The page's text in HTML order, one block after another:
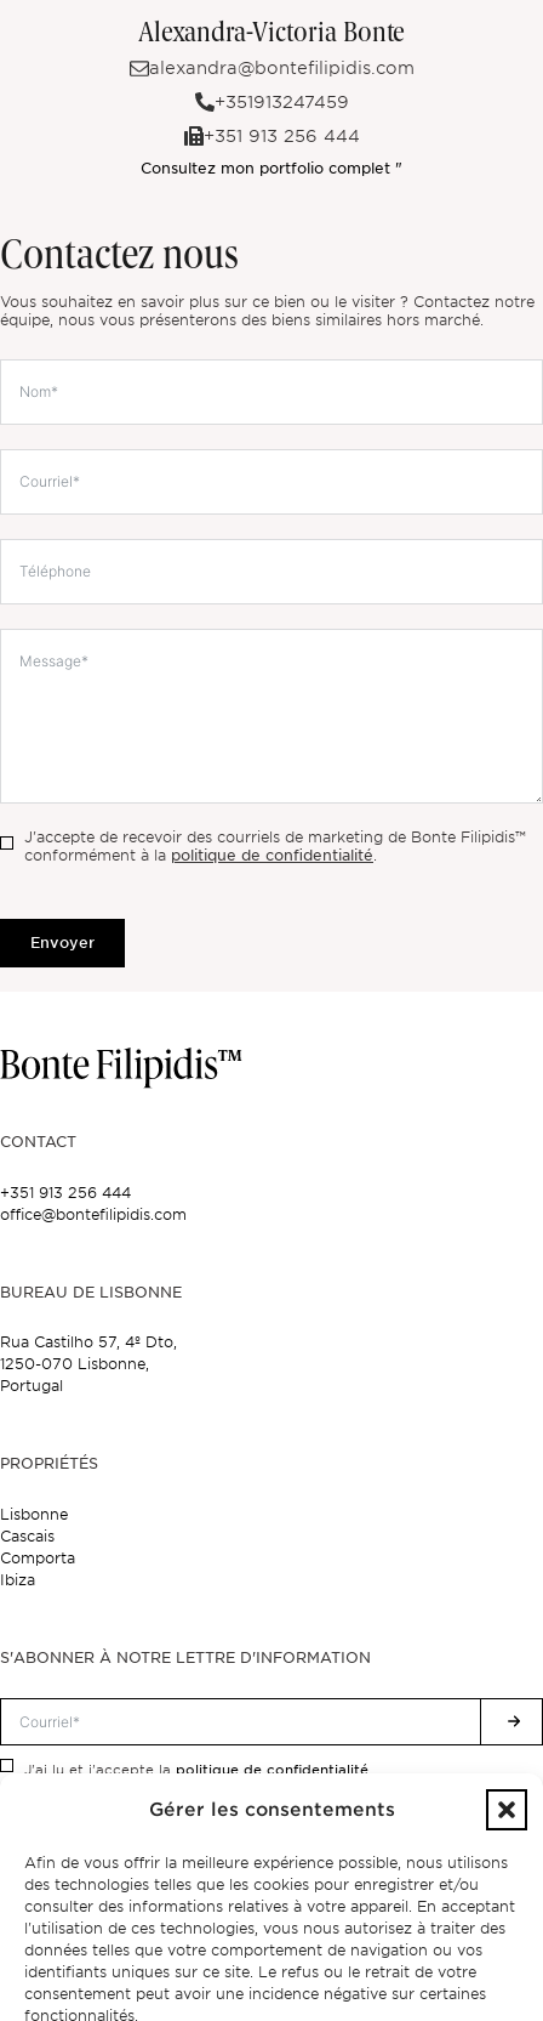
Gérer les consentements
Afin de vous offrir la meilleure expérience possible, nous utilisons
des technologies telles que les cookies pour enregistrer et/ou
consulter des informations relatives à votre appareil. En acceptant
l'utilisation de ces technologies, vous nous autorisez à traiter des
données telles que votre comportement de navigation ou vos
identifiants uniques sur ce site. Le refus ou le retrait de votre
consentement peut avoir une incidence négative sur certaines
fonctionnalités.
Alexandra-Victoria Bonte
alexandra@bontefilipidis.com
+351913247459
+351 913 256 444
Consultez mon portfolio complet "
Contactez nous
Vous souhaitez en savoir plus sur ce bien ou le visiter ? Contactez notre
équipe, nous vous présenterons des biens similaires hors marché.
J'accepte de recevoir des courriels de marketing de Bonte Filipidis™
conformément à la politique de confidentialité.
Envoyer
CONTACT
+351 913 256 444
office@bontefilipidis.com
BUREAU DE LISBONNE
Rua Castilho 57, 4º Dto,
1250-070 Lisbonne,
Portugal
PROPRIÉTÉS
Lisbonne
Cascais
Comporta
Ibiza
S'ABONNER À NOTRE LETTRE D'INFORMATION
J'ai lu et j'accepte la politique de confidentialité.